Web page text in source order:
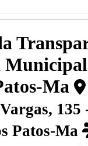
Ma
135
Patos-Ma